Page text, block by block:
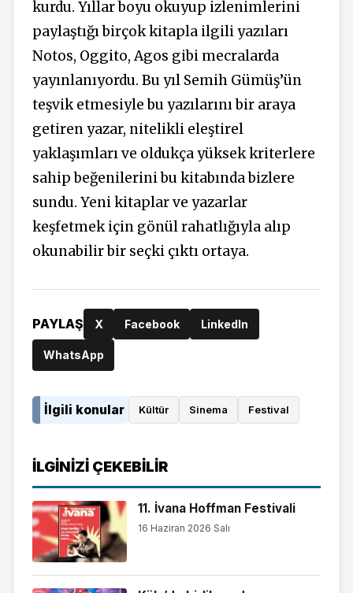
kurdu. Yıllar boyu okuyup izlenimlerini
paylaştığı birçok kitapla ilgili yazıları
Notos, Oggito, Agos gibi mecralarda
yayınlanıyordu. Bu yıl Semih Gümüş’ün
teşvik etmesiyle bu yazılarını bir araya
getiren yazar, nitelikli eleştirel
yaklaşımları ve oldukça yüksek kriterlere
sahip beğenilerini bu kitabında bizlere
sundu. Yeni kitaplar ve yazarlar
keşfetmek için gönül rahatlığıyla alıp
okunabilir bir seçki çıktı ortaya.
PAYLAŞ X Facebook LinkedIn
WhatsApp
İlgili konular Kültür Sinema Festival
İLGINIZI ÇEKEBILIR
11. İvana Hoffman Festivali
16 Haziran 2026 Salı